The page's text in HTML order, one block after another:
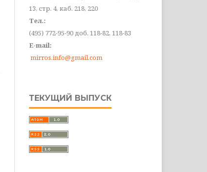
13, стр. 4, каб. 218, 220
Тел.:
(495) 772-95-90 доб. 118-82, 118-83
E-mail:
mirros.info@gmail.com
ТЕКУЩИЙ ВЫПУСК